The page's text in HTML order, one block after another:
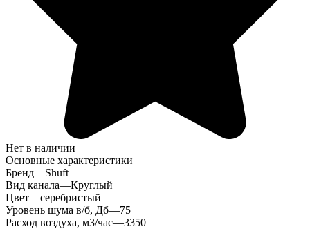
Нет в наличии
Основные характеристики
Бренд—Shuft
Вид канала—Круглый
Цвет—серебристый
Уровень шума в/б, Дб—75
Расход воздуха, м3/час—3350